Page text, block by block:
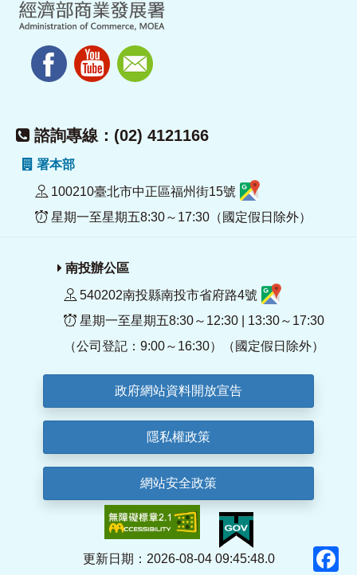
諮詢專線：(02) 4121166
署本部
100210臺北市中正區福州街15號
星期一至星期五8:30～17:30（國定假日除外）
南投辦公區
540202南投縣南投市省府路4號
星期一至星期五8:30～12:30 | 13:30～17:30
（公司登記：9:00～16:30）（國定假日除外）
政府網站資料開放宣告
隱私權政策
網站安全政策
更新日期：2026-08-04 09:45:48.0